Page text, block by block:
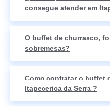
consegue atender em
O buffet de churrasco,
sobremesas?
Como contratar o buffet
Itapecerica da Serra ?